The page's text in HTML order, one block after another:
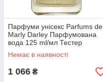
Парфуми унісекс Parfums de
Marly Darley Парфумована
вода 125 ml/мл Тестер
Немає в наявності
1 066 ₴